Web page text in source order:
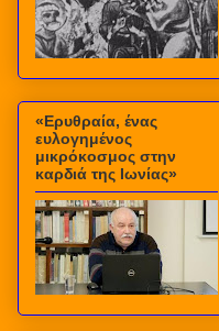
«Ερυθραία, ένας
ευλογημένος
μικρόκοσμος στην
καρδιά της Ιωνίας»